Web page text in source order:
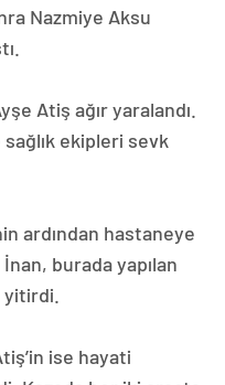
Nazmiye Aksu
Atiş ağır yaralandı.
sağlık ekipleri sevk
ardından hastaneye
burada yapılan
yitirdi.
ise hayati